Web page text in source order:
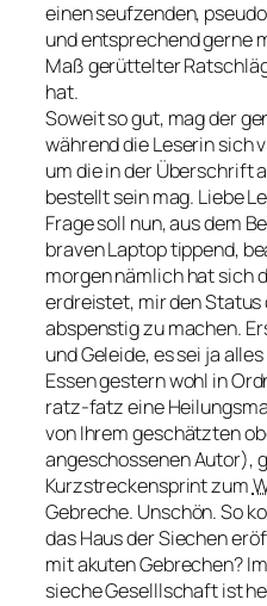
einen seufzenden,
und entsprechend gerne
Maß gerüttelter
hat.
Soweit so gut, mag der
während die Leserin sich
um die in der Überschrift
bestellt sein mag. Liebe
Frage soll nun, aus dem
braven Laptop tippend,
morgen nämlich hat sich
erdreistet, mir den Status
abspenstig zu machen.
und Geleide, es sei ja
Essen gestern wohl in
ratz-fatz eine
von Ihrem geschätzten
angeschossenen Autor),
Kurzstreckensprint zum
Gebreche. Unschön. So
das Haus der Siechen
mit akuten Gebrechen?
sieche Geselllschaft ist